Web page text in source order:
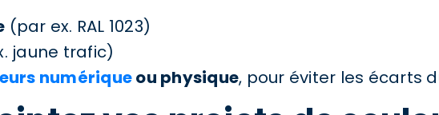
(par ex. RAL 1023)
jaune trafic)
numériqueou physique, pour éviter les écarts